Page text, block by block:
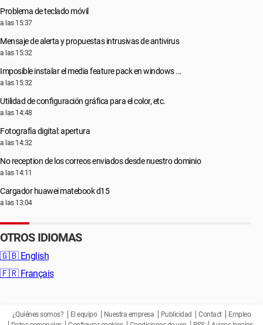
Problema de teclado móvil
a las 15:37
Mensaje de alerta y propuestas intrusivas de antivirus
a las 15:32
Imposible instalar el media feature pack en windows ...
a las 15:32
Utilidad de configuración gráfica para el color, etc.
a las 14:48
Fotografía digital: apertura
a las 14:32
No reception de los correos enviados desde nuestro dominio
a las 14:11
Cargador huawei matebook d15
a las 13:04
OTROS IDIOMAS
🇬🇧 English
🇫🇷 Français
¿Quiénes somos? El equipo Nuestra empresa Publicidad Contact
Empleo